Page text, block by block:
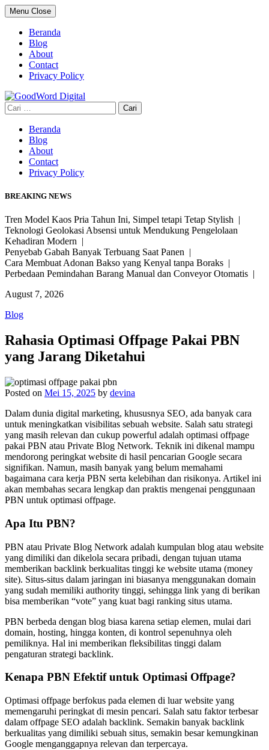
Skip
to
content
Menu Close
Beranda
Blog
About
Contact
Privacy Policy
Cari
untuk:
Beranda
Blog
About
Contact
Privacy Policy
BREAKING NEWS
Tren Model Kaos Pria Tahun Ini, Simpel tetapi Tetap Stylish |
Teknologi Geolokasi Absensi untuk Mendukung Pengelolaan
Kehadiran Modern |
Penyebab Gabah Banyak Terbuang Saat Panen |
Cara Membuat Adonan Bakso yang Kenyal tanpa Boraks |
Perbedaan Pemindahan Barang Manual dan Conveyor Otomatis |
August 7, 2026
Blog
Rahasia Optimasi Offpage Pakai PBN
yang Jarang Diketahui
Posted on Mei 15, 2025 by devina
Dalam dunia digital marketing, khususnya SEO, ada banyak cara
untuk meningkatkan visibilitas sebuah website. Salah satu strategi
yang masih relevan dan cukup powerful adalah optimasi offpage
pakai PBN atau Private Blog Network. Teknik ini dikenal mampu
mendorong peringkat website di hasil pencarian Google secara
signifikan. Namun, masih banyak yang belum memahami
bagaimana cara kerja PBN serta kelebihan dan risikonya. Artikel ini
akan membahas secara lengkap dan praktis mengenai penggunaan
PBN untuk optimasi offpage.
Apa Itu PBN?
PBN atau Private Blog Network adalah kumpulan blog atau website
yang dimiliki dan dikelola secara pribadi, dengan tujuan utama
memberikan backlink berkualitas tinggi ke website utama (money
site). Situs-situs dalam jaringan ini biasanya menggunakan domain
yang sudah memiliki authority tinggi, sehingga link yang di berikan
bisa memberikan “vote” yang kuat bagi ranking situs utama.
PBN berbeda dengan blog biasa karena setiap elemen, mulai dari
domain, hosting, hingga konten, di kontrol sepenuhnya oleh
pemiliknya. Hal ini memberikan fleksibilitas tinggi dalam
pengaturan strategi backlink.
Kenapa PBN Efektif untuk Optimasi Offpage?
Optimasi offpage berfokus pada elemen di luar website yang
memengaruhi peringkat di mesin pencari. Salah satu faktor terbesar
dalam offpage SEO adalah backlink. Semakin banyak backlink
berkualitas yang dimiliki sebuah situs, semakin besar kemungkinan
Google menganggapnya relevan dan terpercaya.